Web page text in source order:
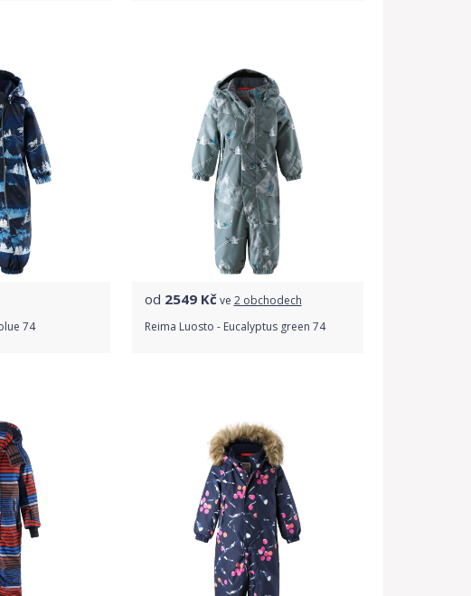
Detail produktu
74
od 2549Kč ve 2 obchodech
Reima Luosto - Eucalyptus green 74